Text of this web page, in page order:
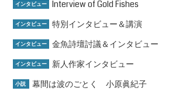
インタビュー Interview of Gold Fishes
インタビュー 特別インタビュー＆講演
インタビュー 金魚詩壇討議＆インタビュー
インタビュー 新人作家インタビュー
小説 幕間は波のごとく 小原眞紀子